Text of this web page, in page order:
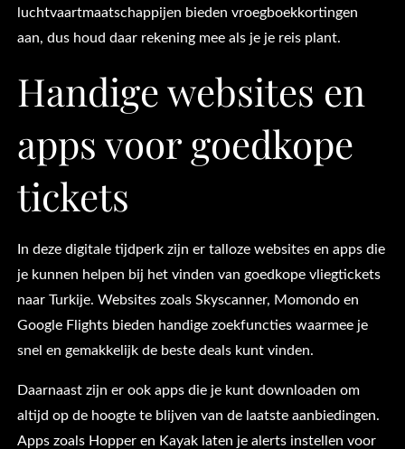
luchtvaartmaatschappijen bieden vroegboekkortingen
aan, dus houd daar rekening mee als je je reis plant.
Handige websites en
apps voor goedkope
tickets
In deze digitale tijdperk zijn er talloze websites en apps die
je kunnen helpen bij het vinden van goedkope vliegtickets
naar Turkije. Websites zoals Skyscanner, Momondo en
Google Flights bieden handige zoekfuncties waarmee je
snel en gemakkelijk de beste deals kunt vinden.
Daarnaast zijn er ook apps die je kunt downloaden om
altijd op de hoogte te blijven van de laatste aanbiedingen.
Apps zoals Hopper en Kayak laten je alerts instellen voor